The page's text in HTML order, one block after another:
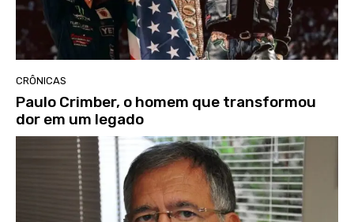
CRÔNICAS
Paulo Crimber, o homem que transformou
dor em um legado